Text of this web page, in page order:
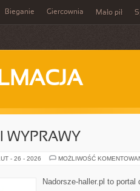
Bieganie Giercownia Mało pił
WYPRAWY
- 26 - 2026 MOŻLIWOŚĆ
Nadorsze-haller.pl to portal